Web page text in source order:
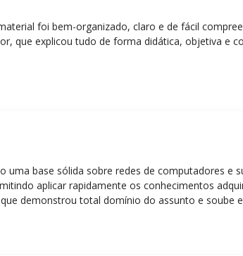
foi bem-organizado, claro e de fácil
que explicou tudo de forma didática, objetiva e
uma base sólida sobre redes de computadores e
aplicar rapidamente os conhecimentos
demonstrou total domínio do assunto e soube
dinâmicas e envolventes. Recomendo o